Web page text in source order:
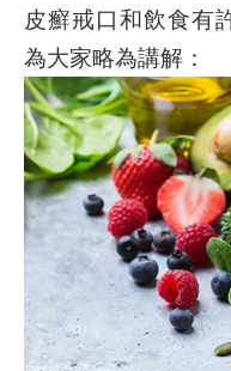
皮癬戒口和飲食有
為大家略為講解：